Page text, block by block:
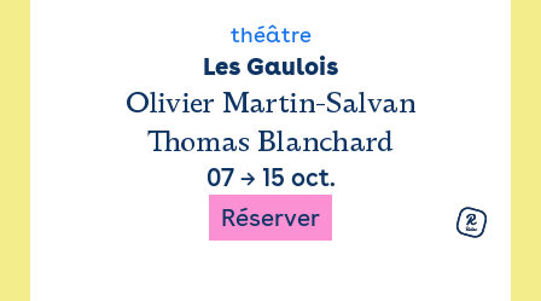
théâtre
Les Gaulois
Olivier Martin-Salvan
Thomas Blanchard
07→ 15 oct.
Réserver